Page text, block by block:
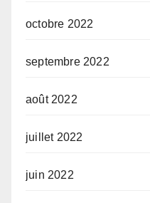
octobre 2022
septembre 2022
août 2022
juillet 2022
juin 2022